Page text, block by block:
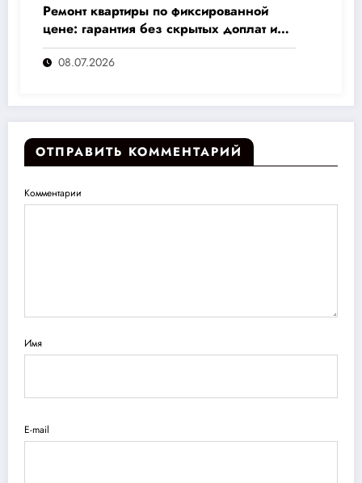
Ремонт квартиры по фиксированной
цене: гарантия без скрытых доплат и
переплат
08.07.2026
ОТПРАВИТЬ КОММЕНТАРИЙ
Комментарии
Имя
E-mail